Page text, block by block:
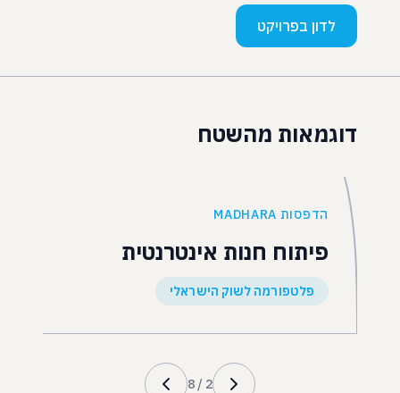
לדון בפרויקט
דוגמאות מהשטח
הדפסות MADHARA
פיתוח חנות אינטרנטית
פלטפורמה לשוק הישראלי
2
/
8